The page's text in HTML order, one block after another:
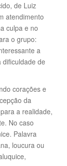
de Luiz
atendimento
culpa e no
o grupo:
a
de
corações e
da
a realidade,
No caso
Palavra
loucura ou